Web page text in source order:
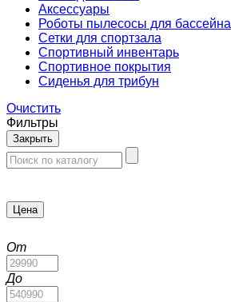
Аксессуары
Роботы пылесосы для бассейна
Сетки для спортзала
Спортивный инвентарь
Спортивное покрытия
Сиденья для трибун
Очистить
Фильтры
Закрыть
Цена
От
До